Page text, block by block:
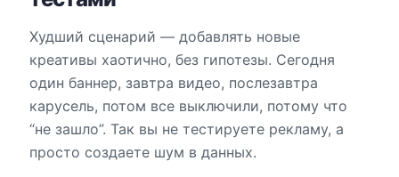
Худший сценарий — добавлять новые
креативы хаотично, без гипотезы. Сегодня
один баннер, завтра видео, послезавтра
карусель, потом все выключили, потому что
“не зашло”. Так вы не тестируете рекламу, а
просто создаете шум в данных.